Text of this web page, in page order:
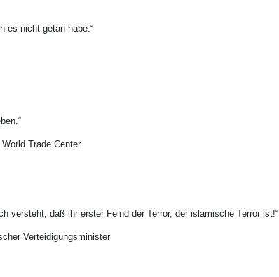
es nicht getan habe.“
Trade Center
versteht, daß ihr erster Feind der Terror, der islamische Terror ist!“
Verteidigungsminister